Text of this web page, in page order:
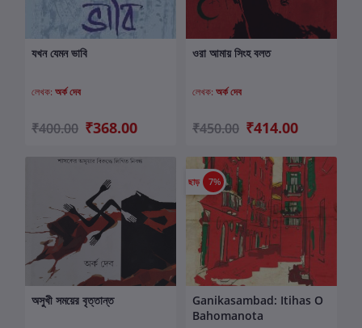
কার্টে যোগ করুন
যখন যেমন ভাবি
লেখক: অর্ক দেব
₹400.00 ₹368.00
কার্টে যোগ করুন
ওরা আমায় সিংহ বলত
লেখক: অর্ক দেব
₹450.00 ₹414.00
কার্টে যোগ করুন
অসুখী সময়ের বৃত্তান্ত
ছাড় 7%
কার্টে যোগ করুন
Ganikasambad: Itihas O
Bahomanota